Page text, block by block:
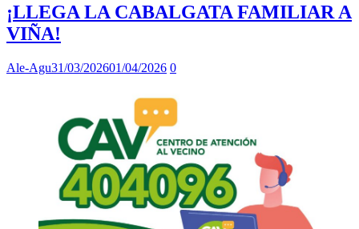
¡LLEGA LA CABALGATA FAMILIAR A
VIÑA!
Ale-Agu31/03/202601/04/2026 0